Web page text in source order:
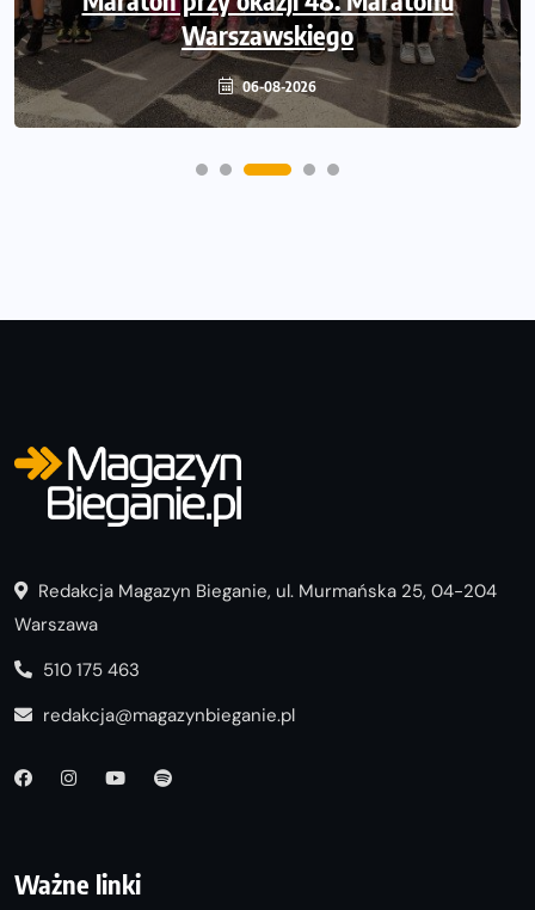
Warszawskiego
06-08-2026
Półmaratonu i biegu na 5 km
06-08-2026
Redakcja Magazyn Bieganie, ul. Murmańska 25, 04-204
Warszawa
510 175 463
redakcja@magazynbieganie.pl
Ważne linki